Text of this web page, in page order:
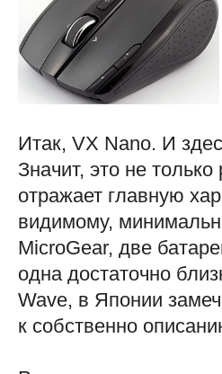
Итак, VX Nano. И
Значит, это не
отражает главную
видимому,
MicroGear, две
одна достаточно
Wave, в Японии
к собственно